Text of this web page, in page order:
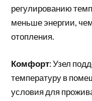
регулированию
меньше энергии,
отопления.
Комфорт: Узел
температуру в
условия для